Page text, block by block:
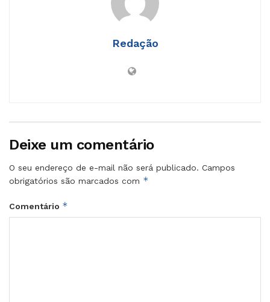
Redação
Deixe um comentário
O seu endereço de e-mail não será publicado. Campos
obrigatórios são marcados com *
Comentário *